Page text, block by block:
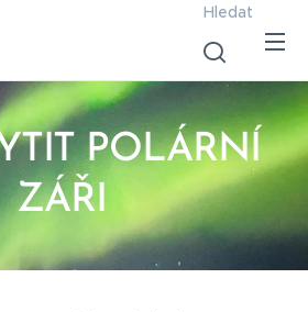
Hledat
POLÁRNÍ
ZÁŘI